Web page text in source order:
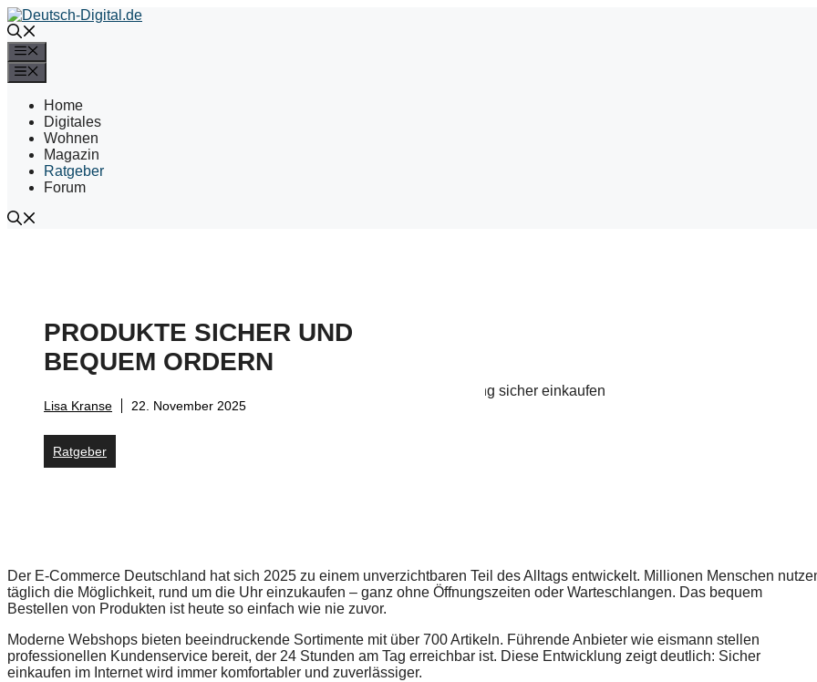
Zum
Inhalt
springen
Home
Digitales
Wohnen
Magazin
Ratgeber
Forum
PRODUKTE SICHER UND
BEQUEM ORDERN
Lisa Kranse 22. November 2025
Ratgeber
Der E-Commerce Deutschland hat sich 2025 zu einem unverzichtbaren Teil des Alltags entwickelt. Millionen Menschen
täglich die Möglichkeit, rund um die Uhr einzukaufen – ganz ohne Öffnungszeiten oder Warteschlangen. Das bequem
Bestellen von Produkten ist heute so einfach wie nie zuvor.
Moderne Webshops bieten beeindruckende Sortimente mit über 700 Artikeln. Führende Anbieter wie eismann stellen
professionellen Kundenservice bereit, der 24 Stunden am Tag erreichbar ist. Diese Entwicklung zeigt deutlich: Sicher
einkaufen im Internet wird immer komfortabler und zuverlässiger.